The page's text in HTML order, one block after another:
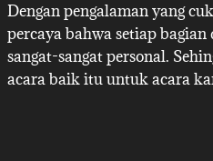
Dengan pengalaman yang
percaya bahwa setiap
sangat-sangat personal.
acara baik itu untuk acara